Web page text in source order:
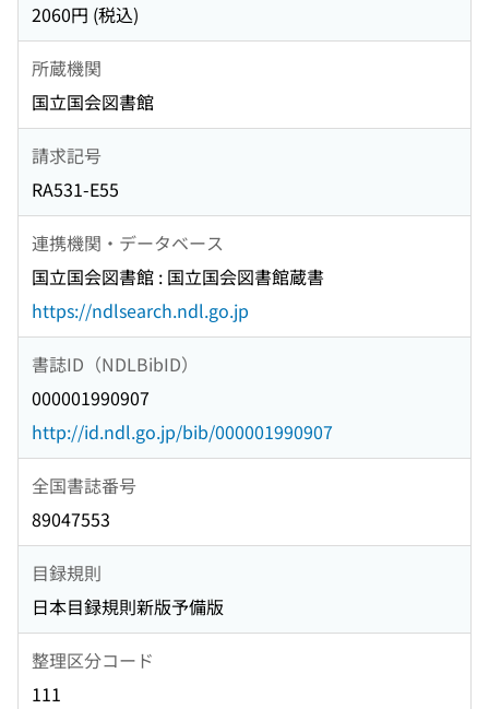
2060円 (税込)
所蔵機関
国立国会図書館
請求記号
RA531-E55
連携機関・データベース
国立国会図書館 : 国立国会図書館蔵書
https://ndlsearch.ndl.go.jp
書誌ID（NDLBibID）
000001990907
http://id.ndl.go.jp/bib/000001990907
全国書誌番号
89047553
目録規則
日本目録規則新版予備版
整理区分コード
111